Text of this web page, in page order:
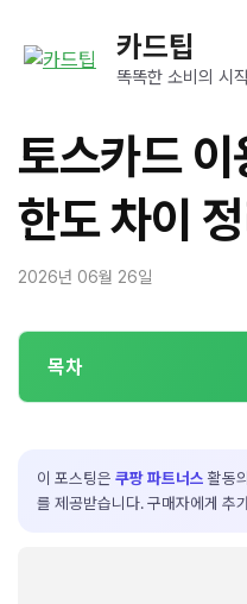
카드팁
똑똑한 소비의 시
토스카드
한도 차이 정
2026년 06월 26일
목차
이 포스팅은 쿠팡 파트너스 활동
를 제공받습니다. 구매자에게 추